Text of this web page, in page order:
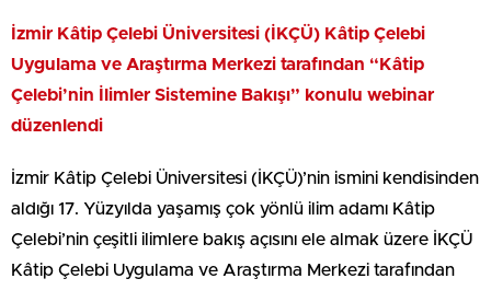
İzmir Kâtip Çelebi Üniversitesi (İKÇÜ) Kâtip Çelebi
Uygulama ve Araştırma Merkezi tarafından “Kâtip
Çelebi’nin İlimler Sistemine Bakışı” konulu webinar
düzenlendi
İzmir Kâtip Çelebi Üniversitesi (İKÇÜ)’nin ismini kendisinden
aldığı 17. Yüzyılda yaşamış çok yönlü ilim adamı Kâtip
Çelebi’nin çeşitli ilimlere bakış açısını ele almak üzere İKÇÜ
Kâtip Çelebi Uygulama ve Araştırma Merkezi tarafından